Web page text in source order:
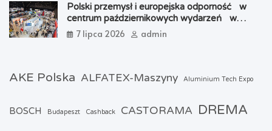
Polski przemysł i europejska odporność w
centrum październikowych wydarzeń w
Katowicach
7 lipca 2026 admin
AKE Polska ALFATEX-Maszyny Aluminium Tech Expo
BOSCH Budapeszt Cashback CASTORAMA DREMA